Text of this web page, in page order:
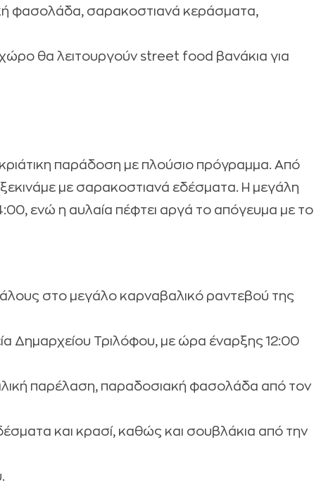
φασολάδα, σαρακοστιανά κεράσματα,
θα λειτουργούν street food βανάκια για
παράδοση με πλούσιο πρόγραμμα. Από
με σαρακοστιανά εδέσματα. Η μεγάλη
ενώ η αυλαία πέφτει αργά το απόγευμα με το
στο μεγάλο καρναβαλικό ραντεβού της
Δημαρχείου Τριλόφου, με ώρα έναρξης 12:00
παρέλαση, παραδοσιακή φασολάδα από τον
και κρασί, καθώς και σουβλάκια από την